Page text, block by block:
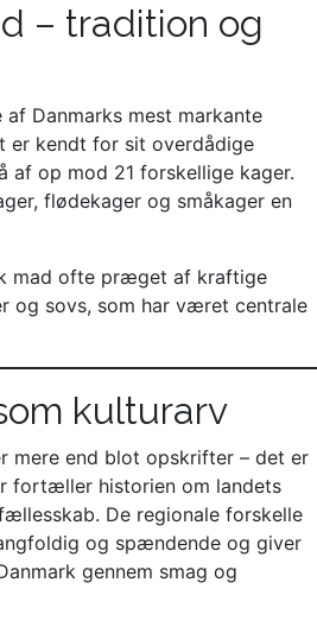
– tradition og
af Danmarks mest markante
er kendt for sit overdådige
af op mod 21 forskellige kager.
flødekager og småkager en
mad ofte præget af kraftige
og sovs, som har været centrale
kulturarv
mere end blot opskrifter – det er
fortæller historien om landets
De regionale forskelle
og spændende og giver
gennem smag og